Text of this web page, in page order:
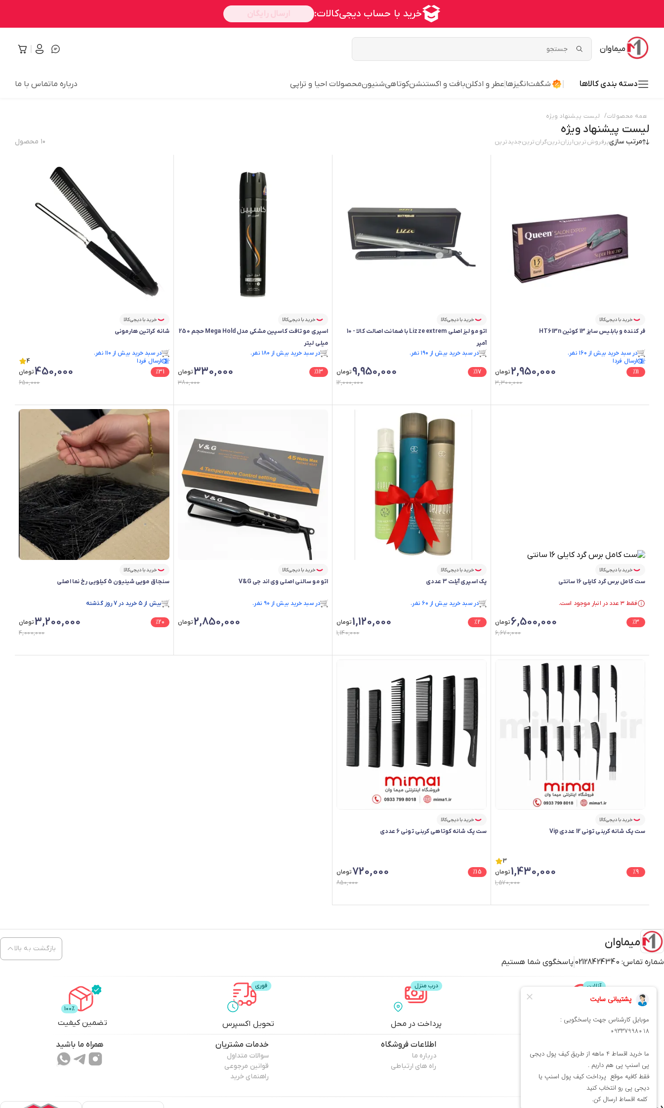
میماوان
دسته بندی کالاها شگفت‌انگیزها عطر و ادکلنبافت و اکستنشنکوتاهیشنیونمحصولات احیا و تراپی درباره ماتماس با ما
همه محصولات/ لیست پیشنهاد ویژه
لیست پیشنهاد ویژه
مرتب سازیپرفروش‌ترینارزان‌ترینگران‌ترینجدید‌ترین ۱۰ محصول
خرید با دیجی‌کالا
فر کننده و بابلیس سایز 13 کوئین HT613n
در سبد خرید بیش از ۱۶۰ نفر.
در سبد خرید بیش از ۱۶۰ نفر.
ارسال فردا
%11
2,950,000تومان
3,300,000
خرید با دیجی‌کالا
اتو مو لیز اصلی Lizze extrem با ضمانت اصالت کالا - 10
آمپر
در سبد خرید بیش از ۱۹۰ نفر.
%17
9,950,000تومان
12,000,000
خرید با دیجی‌کالا
اسپری مو تافت کاسپین مشکی مدل Mega Hold حجم 250
میلی لیتر
در سبد خرید بیش از ۱۸۰ نفر.
%13
330,000تومان
380,000
خرید با دیجی‌کالا
شانه کراتین هارمونی
در سبد خرید بیش از ۱۱۰ نفر.
در سبد خرید بیش از ۱۱۰ نفر.
ارسال فردا
4
%31
450,000تومان
650,000
خرید با دیجی‌کالا
ست کامل برس گرد کایلی 16 سانتی
فقط ۳ عدد در انبار موجود است.
فقط ۳ عدد در انبار موجود است.
%3
6,500,000تومان
6,670,000
خرید با دیجی‌کالا
پک اسپری آیلت 3 عددی
در سبد خرید بیش از ۶۰ نفر.
%2
1,120,000تومان
1,140,000
خرید با دیجی‌کالا
اتو مو سالنی اصلی وی اند جی V&G
در سبد خرید بیش از ۹۰ نفر.
2,850,000تومان
خرید با دیجی‌کالا
سنجاق مویی شینیون 5 کیلویی رخ نما اصلی
بیش از ۵ خرید در 7 روز گذشته
بیش از ۵ خرید در 7 روز گذشته
%20
3,200,000تومان
4,000,000
خرید با دیجی‌کالا
ست پک شانه کربنی تونی 12 عددی Vip
3
%9
1,430,000تومان
1,570,000
خرید با دیجی‌کالا
ست پک شانه کوتاهی کربنی تونی 6 عددی
%15
720,000تومان
850,000
میماوان
شماره تماس: 02128424340 پاسخگوی شما هستیم
بازگشت به بالا
پشتیبانی پرداخت در محل تحویل اکسپرس تضمین کیفیت
عطر و ادکلن
بافت و اکستنشن
کوتاهی
شنیون
اطلاعات فروشگاه
درباره ما
راه های ارتباطی
خدمات مشتریان
سوالات متداول
قوانین مرجوعی
راهنمای خرید
همراه ما باشید